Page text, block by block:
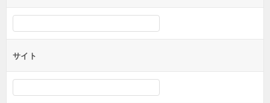
サイト